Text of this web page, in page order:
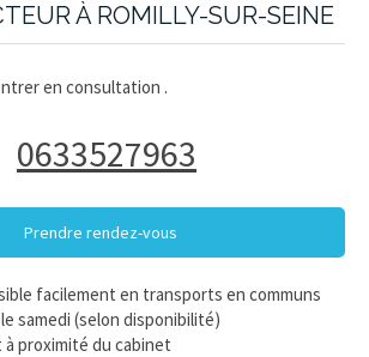
À ROMILLY-SUR-SEINE
en consultation .
0633527963
Prendre rendez-vous
facilement en transports en communs
samedi (selon disponibilité)
proximité du cabinet